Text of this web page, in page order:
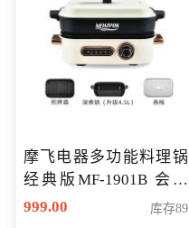
摩飞电器多功能料理锅
经典版MF-1901B 会员
专享价399元
999.00 库存89